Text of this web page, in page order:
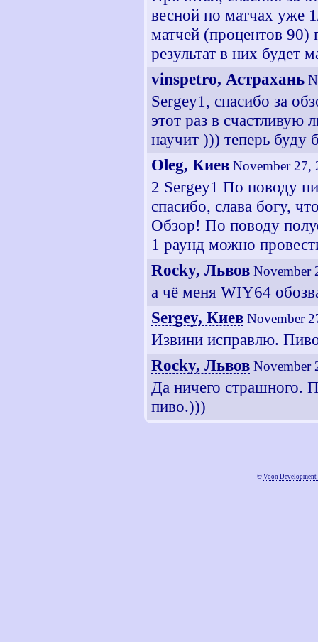
весной по матчах уже
матчей (процентов 90)
результат в них будет
vinspetro, Астрахань
Sergey1, спасибо за
этот раз в счастливую
научит ))) теперь буду
Oleg, Киев November 27,
2 Sergey1 По поводу
спасибо, слава богу,
Обзор! По поводу
1 раунд можно
Rocky, Львов November
а чё меня WIY64
Sergey, Киев November
Извини исправлю.
Rocky, Львов November
Да ничего страшного.
пиво.)))
© Voon Development